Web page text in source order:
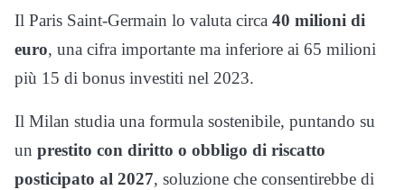
Il Paris Saint-Germain lo valuta circa 40 milioni di
euro, una cifra importante ma inferiore ai 65 milioni
più 15 di bonus investiti nel 2023.
Il Milan studia una formula sostenibile, puntando su
un prestito con diritto o obbligo di riscatto
posticipato al 2027, soluzione che consentirebbe di